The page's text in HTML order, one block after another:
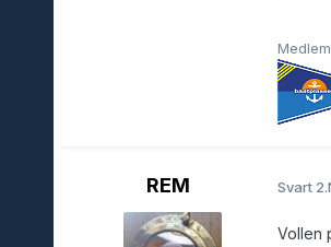
REM Svart
Vollen